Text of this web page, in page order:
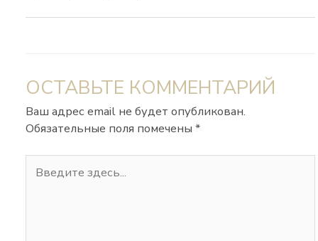
ОСТАВЬТЕ КОММЕНТАРИЙ
Ваш адрес email не будет опубликован.
Обязательные поля помечены*